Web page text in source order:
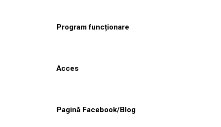
Program funcționare
Acces
Pagină Facebook/Blog